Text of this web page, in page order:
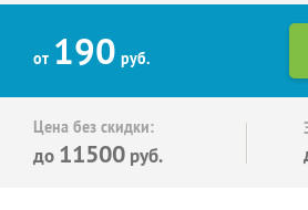
от 190 руб.
Цена без скидки:
до 11500 руб.